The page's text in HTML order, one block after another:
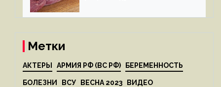
Метки
АКТЕРЫ АРМИЯ РФ (ВС РФ) БЕРЕМЕННОСТЬ
БОЛЕЗНИ ВСУ ВЕСНА 2023 ВИДЕО